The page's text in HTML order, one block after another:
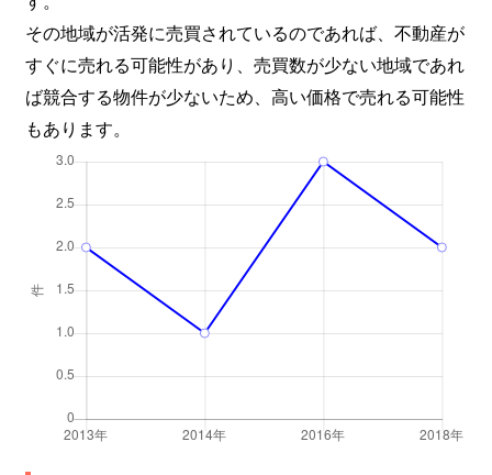
その地域が活発に売買されているのであれば、不動産が
すぐに売れる可能性があり、売買数が少ない地域であれ
ば競合する物件が少ないため、高い価格で売れる可能性
もあります。